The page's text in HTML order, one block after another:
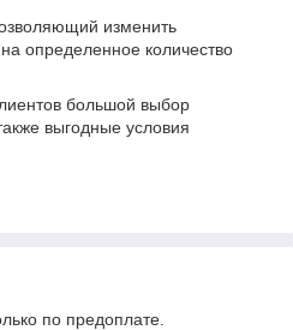
изменить
определенное количество
большой выбор
выгодные условия
по предоплате.